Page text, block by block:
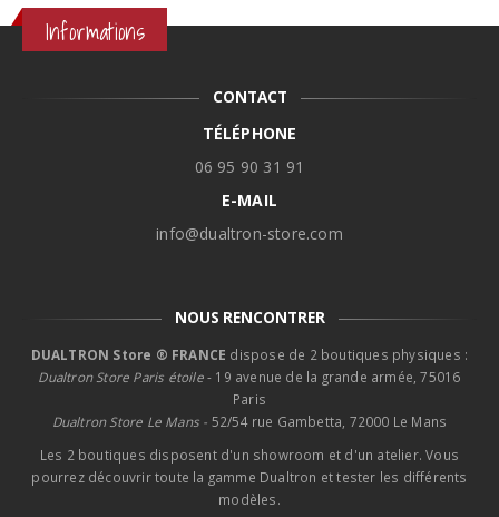
Informations
CONTACT
TÉLÉPHONE
06 95 90 31 91
E-MAIL
info@dualtron-store.com
NOUS RENCONTRER
DUALTRON Store ® FRANCE dispose de 2 boutiques physiques :
Dualtron Store Paris étoile- 19 avenue de la grande armée, 75016
Paris
Dualtron Store Le Mans - 52/54 rue Gambetta, 72000 Le Mans
Les 2 boutiques disposent d'un showroom et d'un atelier. Vous
pourrez découvrir toute la gamme Dualtron et tester les différents
modèles.